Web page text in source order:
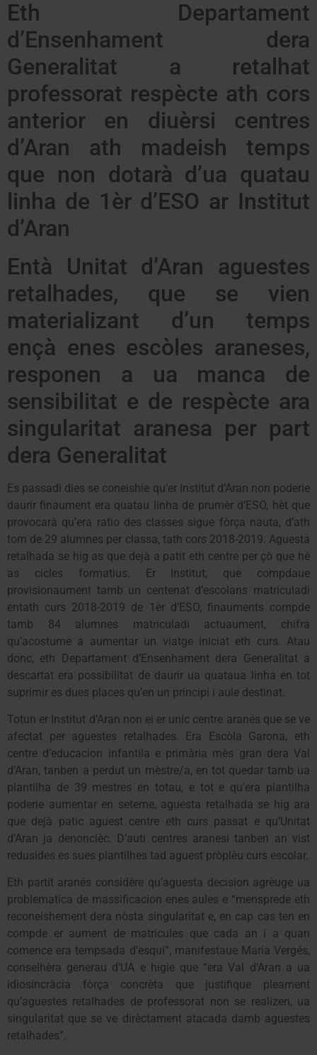
Eth Departament
d’Ensenhament dera
Generalitat a retalhat
professorat respècte ath cors
anterior en diuèrsi centres
d’Aran ath madeish temps
que non dotarà d’ua quatau
linha de 1èr d’ESO ar Institut
d’Aran
Entà Unitat d’Aran aguestes
retalhades, que se vien
materializant d’un temps
ençà enes escòles araneses,
responen a ua manca de
sensibilitat e de respècte ara
singularitat aranesa per part
dera Generalitat
Es passadi dies se coneishie qu’er Institut d’Aran non poderie
daurir finaument era quatau linha de prumèr d’ESO, hèt que
provocarà qu’era ratio des classes sigue fòrça nauta, d’ath
torn de 29 alumnes per classa, tath cors 2018-2019. Aguesta
retalhada se hig as que dejà a patit eth centre per çò que hè
as cicles formatius. Er Institut, que compdaue
provisionaument tamb un centenat d’escolans matriculadi
entath curs 2018-2019 de 1èr d’ESO, finauments compde
tamb 84 alumnes matriculadi actuaument, chifra
qu’acostume a aumentar un viatge iniciat eth curs. Atau
donc, eth Departament d’Ensenhament dera Generalitat a
descartat era possibilitat de daurir ua quataua linha en tot
suprimir es dues places qu’en un principi i auie destinat.
Totun er Institut d’Aran non ei er unic centre aranés que se ve
afectat per aguestes retalhades. Era Escòla Garona, eth
centre d’educacion infantila e primària mès gran dera Val
d’Aran, tanben a perdut un mèstre/a, en tot quedar tamb ua
plantilha de 39 mestres en totau, e tot e qu’era plantilha
poderie aumentar en seteme, aguesta retalhada se hig ara
que dejà patic aguest centre eth curs passat e qu’Unitat
d’Aran ja denoncièc. D’auti centres aranesi tanben an vist
redusides es sues plantilhes tad aguest pròplèu curs escolar.
Eth partit aranés considère qu’aguesta decision agrèuge ua
problematica de massificacion enes aules e “mensprede eth
reconeishement dera nòsta singularitat e, en cap cas ten en
compde er aument de matricules que cada an i a quan
comence era tempsada d’esqui”, manifestaue Maria Vergés,
conselhèra generau d’UA e higie que “era Val d’Aran a ua
idiosincràcia fòrça concrèta que justifique pleament
qu’aguestes retalhades de professorat non se realizen, ua
singularitat que se ve dirèctament atacada damb aguestes
retalhades”.